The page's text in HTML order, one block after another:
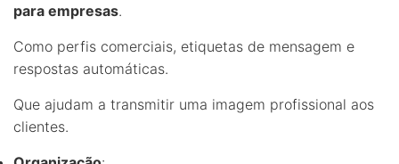
para empresas.
Como perfis comerciais, etiquetas de mensagem e
respostas automáticas.
Que ajudam a transmitir uma imagem profissional aos
clientes.